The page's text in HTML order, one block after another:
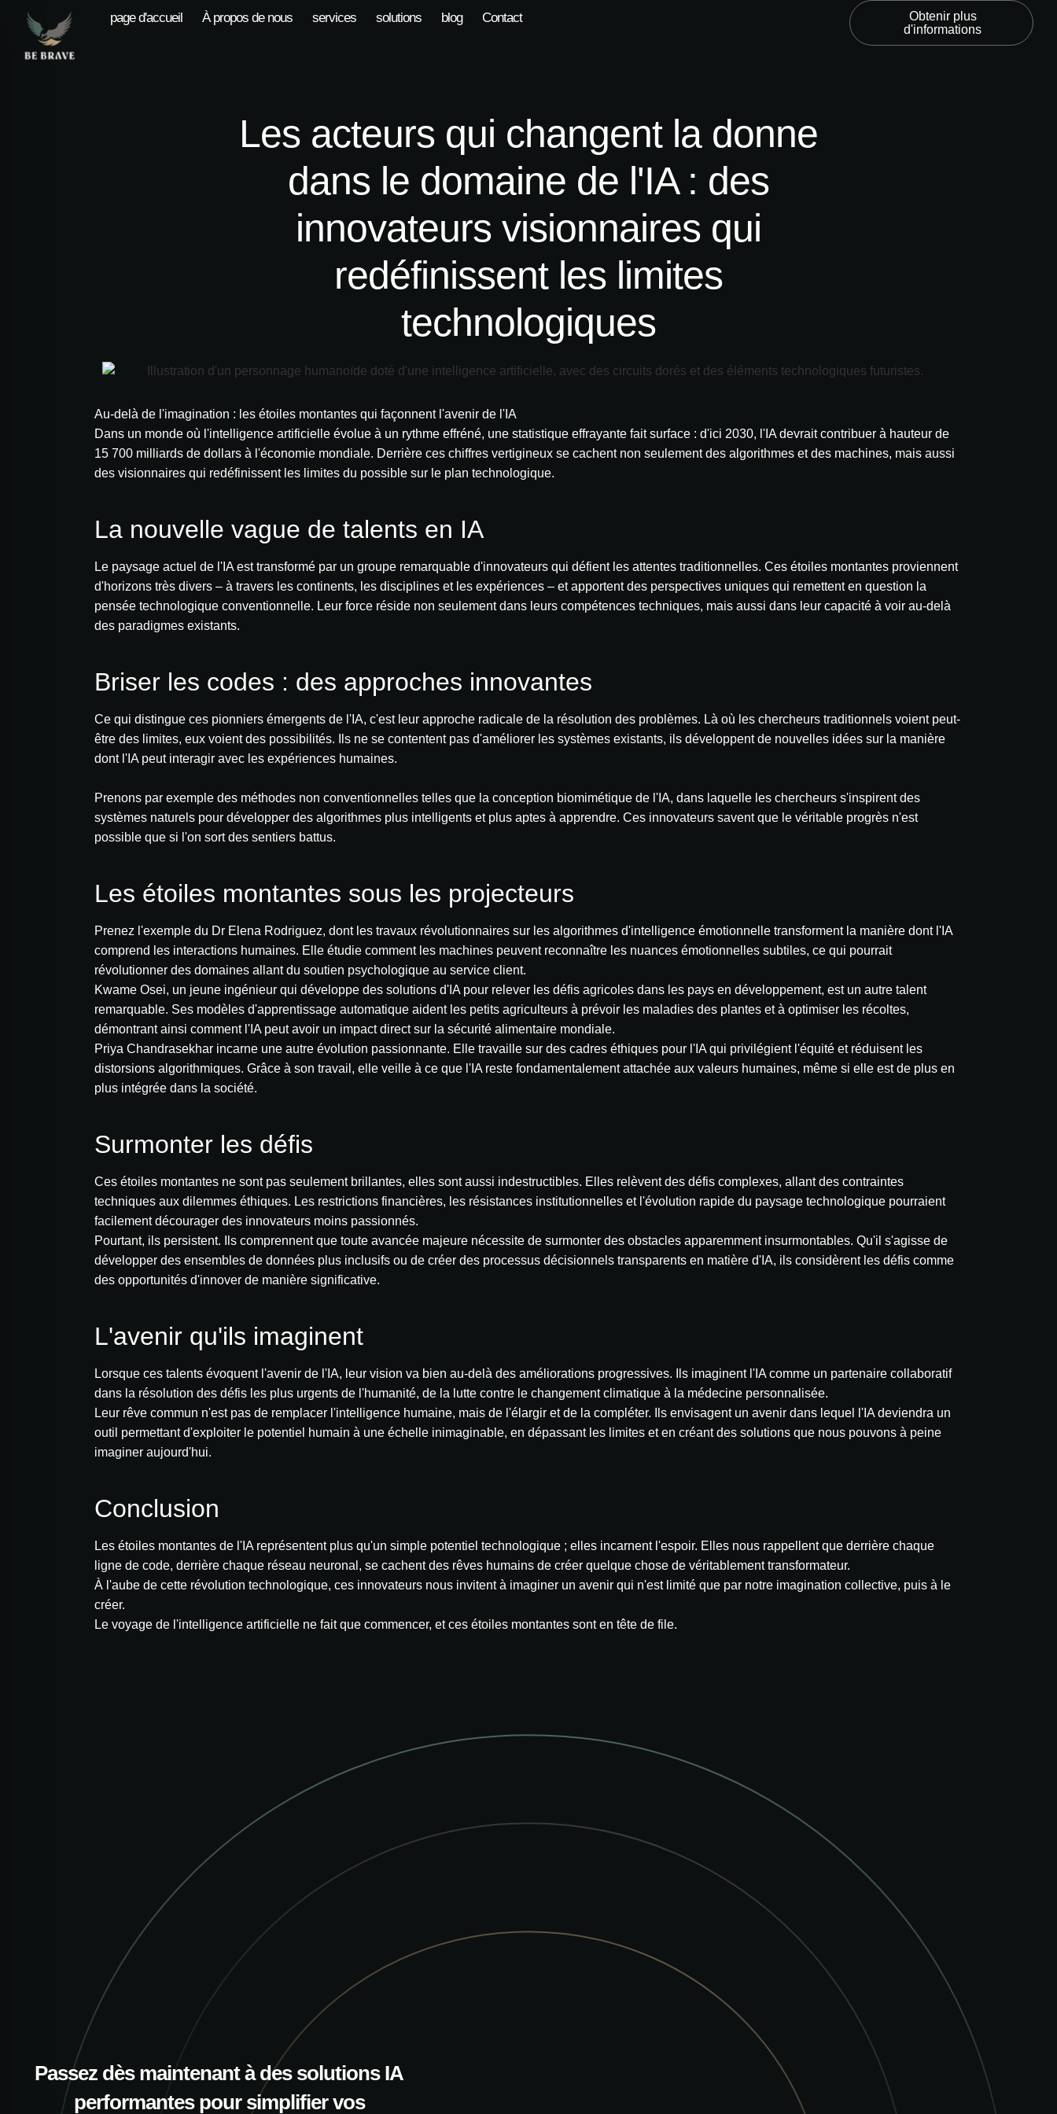
page d'accueil À propos de nous services solutions blog Contact
Obtenir plus
d'informations
Les acteurs qui changent la donne
dans le domaine de l'IA : des
innovateurs visionnaires qui
redéfinissent les limites
technologiques
Au-delà de l'imagination : les étoiles montantes qui façonnent l'avenir de l'IA
Dans un monde où l'intelligence artificielle évolue à un rythme effréné, une statistique effrayante fait surface : d'ici 2030, l'IA devrait contribuer à hauteur de
15 700 milliards de dollars à l'économie mondiale. Derrière ces chiffres vertigineux se cachent non seulement des algorithmes et des machines, mais aussi
des visionnaires qui redéfinissent les limites du possible sur le plan technologique.
La nouvelle vague de talents en IA
Le paysage actuel de l'IA est transformé par un groupe remarquable d'innovateurs qui défient les attentes traditionnelles. Ces étoiles montantes proviennent
d'horizons très divers – à travers les continents, les disciplines et les expériences – et apportent des perspectives uniques qui remettent en question la
pensée technologique conventionnelle. Leur force réside non seulement dans leurs compétences techniques, mais aussi dans leur capacité à voir au-delà
des paradigmes existants.
Briser les codes : des approches innovantes
Ce qui distingue ces pionniers émergents de l'IA, c'est leur approche radicale de la résolution des problèmes. Là où les chercheurs traditionnels voient peut-
être des limites, eux voient des possibilités. Ils ne se contentent pas d'améliorer les systèmes existants, ils développent de nouvelles idées sur la manière
dont l'IA peut interagir avec les expériences humaines.
Prenons par exemple des méthodes non conventionnelles telles que la conception biomimétique de l'IA, dans laquelle les chercheurs s'inspirent des
systèmes naturels pour développer des algorithmes plus intelligents et plus aptes à apprendre. Ces innovateurs savent que le véritable progrès n'est
possible que si l'on sort des sentiers battus.
Les étoiles montantes sous les projecteurs
Prenez l'exemple du Dr Elena Rodriguez, dont les travaux révolutionnaires sur les algorithmes d'intelligence émotionnelle transforment la manière dont l'IA
comprend les interactions humaines. Elle étudie comment les machines peuvent reconnaître les nuances émotionnelles subtiles, ce qui pourrait
révolutionner des domaines allant du soutien psychologique au service client.
Kwame Osei, un jeune ingénieur qui développe des solutions d'IA pour relever les défis agricoles dans les pays en développement, est un autre talent
remarquable. Ses modèles d'apprentissage automatique aident les petits agriculteurs à prévoir les maladies des plantes et à optimiser les récoltes,
démontrant ainsi comment l'IA peut avoir un impact direct sur la sécurité alimentaire mondiale.
Priya Chandrasekhar incarne une autre évolution passionnante. Elle travaille sur des cadres éthiques pour l'IA qui privilégient l'équité et réduisent les
distorsions algorithmiques. Grâce à son travail, elle veille à ce que l'IA reste fondamentalement attachée aux valeurs humaines, même si elle est de plus en
plus intégrée dans la société.
Surmonter les défis
Ces étoiles montantes ne sont pas seulement brillantes, elles sont aussi indestructibles. Elles relèvent des défis complexes, allant des contraintes
techniques aux dilemmes éthiques. Les restrictions financières, les résistances institutionnelles et l'évolution rapide du paysage technologique pourraient
facilement décourager des innovateurs moins passionnés.
Pourtant, ils persistent. Ils comprennent que toute avancée majeure nécessite de surmonter des obstacles apparemment insurmontables. Qu'il s'agisse de
développer des ensembles de données plus inclusifs ou de créer des processus décisionnels transparents en matière d'IA, ils considèrent les défis comme
des opportunités d'innover de manière significative.
L'avenir qu'ils imaginent
Lorsque ces talents évoquent l'avenir de l'IA, leur vision va bien au-delà des améliorations progressives. Ils imaginent l'IA comme un partenaire collaboratif
dans la résolution des défis les plus urgents de l'humanité, de la lutte contre le changement climatique à la médecine personnalisée.
Leur rêve commun n'est pas de remplacer l'intelligence humaine, mais de l'élargir et de la compléter. Ils envisagent un avenir dans lequel l'IA deviendra un
outil permettant d'exploiter le potentiel humain à une échelle inimaginable, en dépassant les limites et en créant des solutions que nous pouvons à peine
imaginer aujourd'hui.
Conclusion
Les étoiles montantes de l'IA représentent plus qu'un simple potentiel technologique ; elles incarnent l'espoir. Elles nous rappellent que derrière chaque
ligne de code, derrière chaque réseau neuronal, se cachent des rêves humains de créer quelque chose de véritablement transformateur.
À l'aube de cette révolution technologique, ces innovateurs nous invitent à imaginer un avenir qui n'est limité que par notre imagination collective, puis à le
créer.
Le voyage de l'intelligence artificielle ne fait que commencer, et ces étoiles montantes sont en tête de file.
Passez dès maintenant à des solutions IA
performantes pour simplifier vos